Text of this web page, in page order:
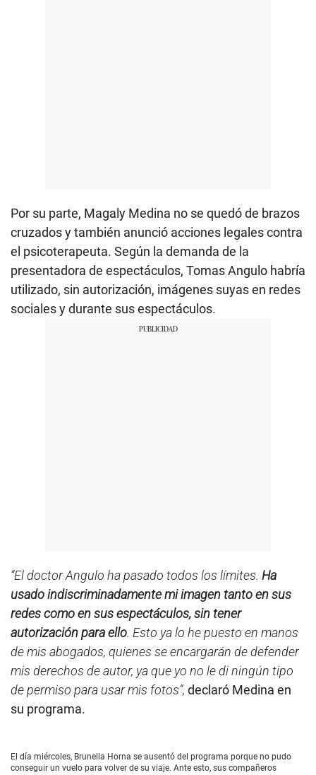
Por su parte, Magaly Medina no se quedó de brazos
cruzados y también anunció acciones legales contra
el psicoterapeuta. Según la demanda de la
presentadora de espectáculos, Tomas Angulo habría
utilizado, sin autorización, imágenes suyas en redes
sociales y durante sus espectáculos.
“El doctor Angulo ha pasado todos los límites. Ha
usado indiscriminadamente mi imagen tanto en sus
redes como en sus espectáculos, sin tener
autorización para ello. Esto ya lo he puesto en manos
de mis abogados, quienes se encargarán de defender
mis derechos de autor, ya que yo no le di ningún tipo
de permiso para usar mis fotos”, declaró Medina en
su programa.
El día miércoles, Brunella Horna se ausentó del programa porque no pudo
conseguir un vuelo para volver de su viaje. Ante esto, sus compañeros